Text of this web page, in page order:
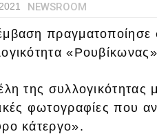
NEWSROOM
πραγματοποίησε
της
φωτογραφίες που
κάτεργο».